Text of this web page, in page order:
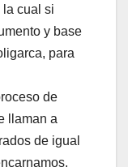
la cual si
y base
para
de
llaman a
de igual